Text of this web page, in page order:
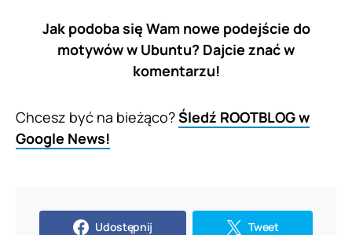
Jak podoba się Wam nowe podejście do
motywów w Ubuntu? Dajcie znać w
komentarzu!
Chcesz być na bieżąco?Śledź ROOTBLOG w
Google News!
Udostępnij Tweet